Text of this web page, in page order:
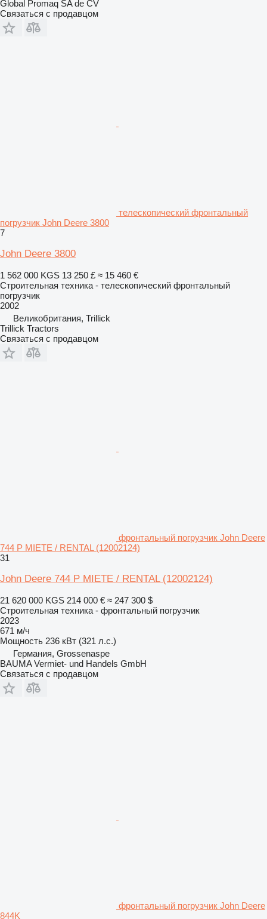
Global Promaq SA de CV
Связаться с продавцом
телескопический фронтальный
погрузчик John Deere 3800
7
John Deere 3800
1 562 000 KGS 13 250 £ ≈ 15 460 €
Строительная техника - телескопический фронтальный
погрузчик
2002
Великобритания, Trillick
Trillick Tractors
Связаться с продавцом
фронтальный погрузчик John Deere
744 P MIETE / RENTAL (12002124)
31
John Deere 744 P MIETE / RENTAL (12002124)
21 620 000 KGS 214 000 € ≈ 247 300 $
Строительная техника - фронтальный погрузчик
2023
671 м/ч
Мощность 236 кВт (321 л.с.)
Германия, Grossenaspe
BAUMA Vermiet- und Handels GmbH
Связаться с продавцом
фронтальный погрузчик John Deere
844K